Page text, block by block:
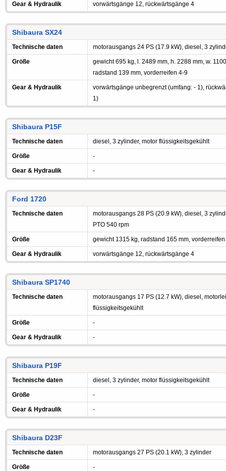
Gear & Hydraulik vorwärtsgänge 12, rückwärtsgänge 4
Shibaura SX24
Technische daten motorausgangs 24 PS (17.9 kW), diesel, 3
Größe
gewicht 695 kg, l. 2489 mm, h. 2288 mm, w.
radstand 139 mm, vorderreifen 4-9
Gear & Hydraulik
vorwärtsgänge unbegrenzt (umfang: - 1),
1)
Shibaura P15F
Technische daten diesel, 3 zylinder, motor flüssigkeitsgekühlt
Größe -
Gear & Hydraulik -
Ford 1720
Technische daten
motorausgangs 28 PS (20.9 kW), diesel, 3
PTO 540 rpm
Größe gewicht 1315 kg, radstand 165 mm,
Gear & Hydraulik vorwärtsgänge 12, rückwärtsgänge 4
Shibaura SP1740
Technische daten
motorausgangs 17 PS (12.7 kW), diesel,
flüssigkeitsgekühlt
Größe -
Gear & Hydraulik -
Shibaura P19F
Technische daten diesel, 3 zylinder, motor flüssigkeitsgekühlt
Größe -
Gear & Hydraulik -
Shibaura D23F
Technische daten motorausgangs 27 PS (20.1 kW), 3 zylinder
Größe -